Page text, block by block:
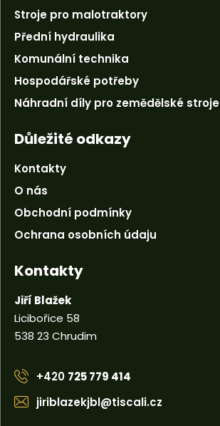
Stroje pro malotraktory
Přední hydraulika
Komunální technika
Hospodářské potřeby
Náhradní díly pro zemědělské stroje
Důležité odkazy
Kontakty
O nás
Obchodní podmínky
Ochrana osobních údaju
Kontakty
Jiří Blažek
Licibořice 58
538 23 Chrudim
+420 725 779 414
jiriblazekjbl@tiscali.cz